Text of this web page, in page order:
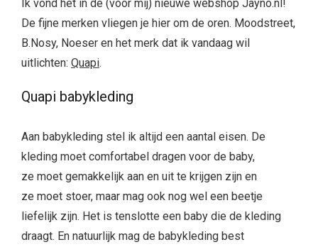
Ik vond het in de (voor mij) nieuwe webshop Jayno.nl!
De fijne merken vliegen je hier om de oren. Moodstreet,
B.Nosy, Noeser en het merk dat ik vandaag wil
uitlichten: Quapi.
Quapi babykleding
Aan babykleding stel ik altijd een aantal eisen. De
kleding moet comfortabel dragen voor de baby,
ze moet gemakkelijk aan en uit te krijgen zijn en
ze moet stoer, maar mag ook nog wel een beetje
liefelijk zijn. Het is tenslotte een baby die de kleding
draagt. En natuurlijk mag de babykleding best